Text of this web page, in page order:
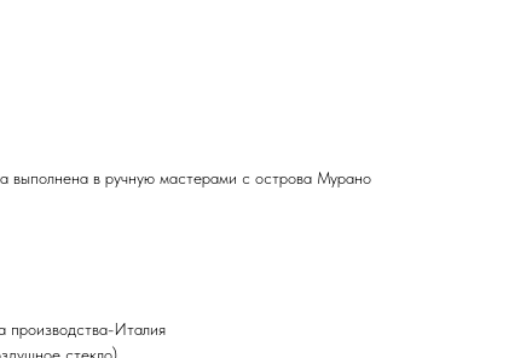
выполнена в ручную мастерами с острова Мурано
производства-Италия